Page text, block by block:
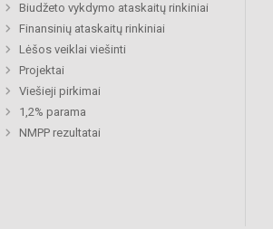
Biudžeto vykdymo ataskaitų rinkiniai
Finansinių ataskaitų rinkiniai
Lėšos veiklai viešinti
Projektai
Viešieji pirkimai
1,2% parama
NMPP rezultatai